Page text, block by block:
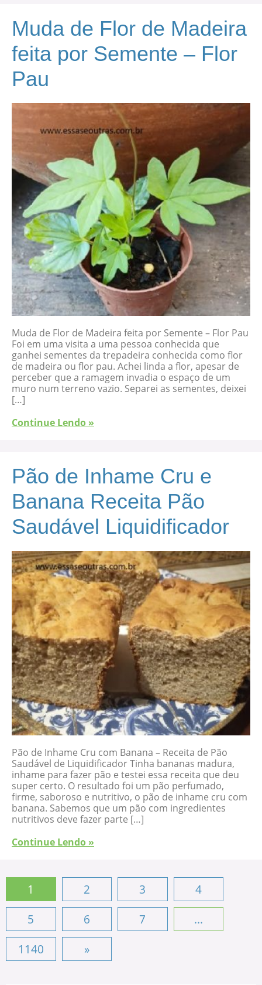
Muda de Flor de Madeira
feita por Semente – Flor
Pau
Muda de Flor de Madeira feita por Semente – Flor Pau
Foi em uma visita a uma pessoa conhecida que
ganhei sementes da trepadeira conhecida como flor
de madeira ou flor pau. Achei linda a flor, apesar de
perceber que a ramagem invadia o espaço de um
muro num terreno vazio. Separei as sementes, deixei
[…]
Continue Lendo »
Pão de Inhame Cru e
Banana Receita Pão
Saudável Liquidificador
Pão de Inhame Cru com Banana – Receita de Pão
Saudável de Liquidificador Tinha bananas madura,
inhame para fazer pão e testei essa receita que deu
super certo. O resultado foi um pão perfumado,
firme, saboroso e nutritivo, o pão de inhame cru com
banana. Sabemos que um pão com ingredientes
nutritivos deve fazer parte […]
Continue Lendo »
1 2 3
4
5
6 7
...
1140
»